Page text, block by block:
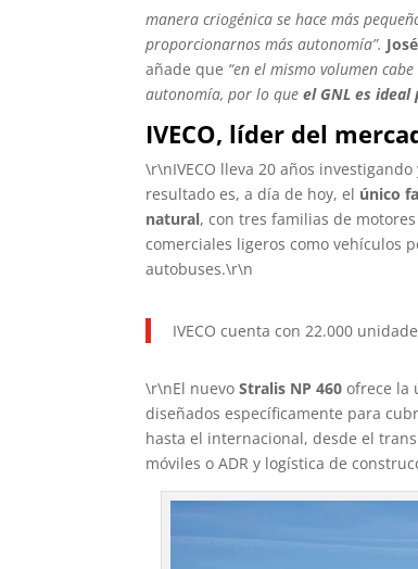
manera criogénica se hace más
proporcionarnos más autonomía”.
añade que “en el mismo volumen
autonomía, por lo queel GNL es
IVECO, líder del
\r\nIVECO lleva 20 años
resultado es, a día de hoy, el único
natural, con tres familias de
comerciales ligeros como vehículos
autobuses.\r\n
IVECO cuenta con 22.000
\r\nEl nuevoStralis NP 460 ofrece la
diseñados específicamente para
hasta el internacional, desde el
móviles o ADR y logística de